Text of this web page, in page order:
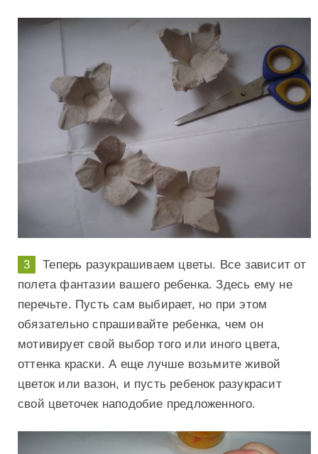
Теперь разукрашиваем цветы. Все зависит от
полета фантазии вашего ребенка. Здесь ему не
перечьте. Пусть сам выбирает, но при этом
обязательно спрашивайте ребенка, чем он
мотивирует свой выбор того или иного цвета,
оттенка краски. А еще лучше возьмите живой
цветок или вазон, и пусть ребенок разукрасит
свой цветочек наподобие предложенного.